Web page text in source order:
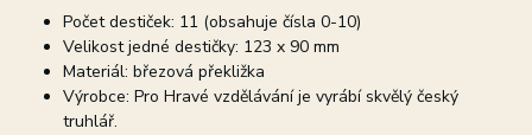
Počet destiček: 11 (obsahuje čísla 0-10)
Velikost jedné destičky: 123 x 90 mm
Materiál: březová překližka
Výrobce: Pro Hravé vzdělávání je vyrábí skvělý český
truhlář.